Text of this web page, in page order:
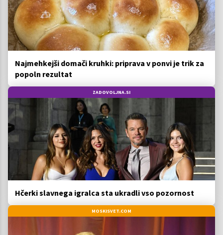
Najmehkejši domači kruhki: priprava v ponvi je trik za
popoln rezultat
ZADOVOLJNA.SI
Hčerki slavnega igralca sta ukradli vso pozornost
MOSKISVET.COM